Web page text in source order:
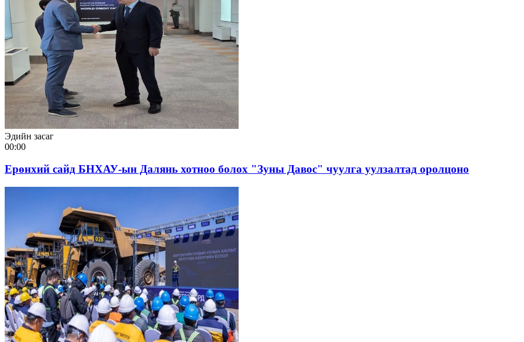
Эдийн засаг
00:00
Ерөнхий сайд БНХАУ-ын Далянь хотноо болох "Зуны Давос" чуулга уулзалтад оролцоно